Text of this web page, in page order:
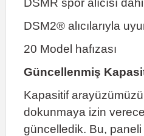
DSMR spor alıcısı
DSM2® alıcılarıyla
20 Model hafızası
Güncellenmiş
Kapasitif
dokunmaya izin
güncelledik. Bu, paneli